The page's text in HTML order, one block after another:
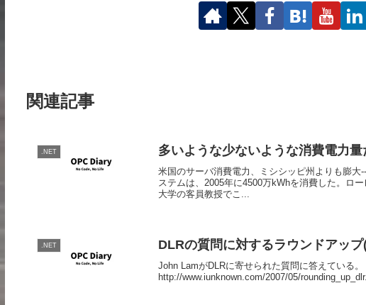
関連記事
.NET 多いような少ないような消費電力量
米国のサーバ消費電力、ミシシッピ州よりも膨
ステムは、2005年に4500万kWhを消費した。ロ
大学の客員教授でこ...
.NET DLRの質問に対するラウンドアッ
John LamがDLRに寄せられた質問に答えている
http://www.iunknown.com/2007/05/